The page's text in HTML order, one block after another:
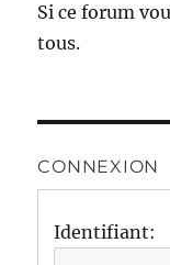
Si ce forum
tous.
CONNEXION
Identifiant: